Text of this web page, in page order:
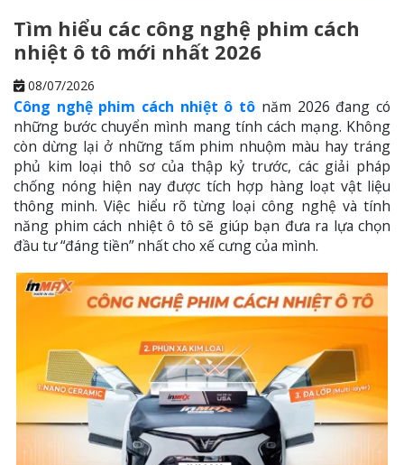
Tìm hiểu các công nghệ phim cách
nhiệt ô tô mới nhất 2026
08/07/2026
Công nghệ phim cách nhiệt ô tô năm 2026 đang có
những bước chuyển mình mang tính cách mạng. Không
còn dừng lại ở những tấm phim nhuộm màu hay tráng
phủ kim loại thô sơ của thập kỷ trước, các giải pháp
chống nóng hiện nay được tích hợp hàng loạt vật liệu
thông minh. Việc hiểu rõ từng loại công nghệ và tính
năng phim cách nhiệt ô tô sẽ giúp bạn đưa ra lựa chọn
đầu tư “đáng tiền” nhất cho xế cưng của mình.